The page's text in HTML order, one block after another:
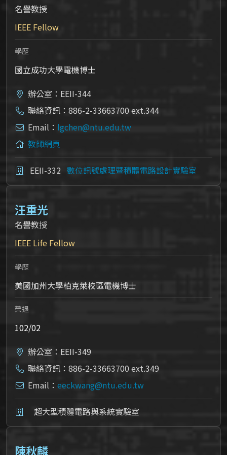
名譽教授
IEEE Fellow
學歷
國立成功大學電機博士
辦公室：EEII-344
聯絡資訊：886-2-33663700 ext.344
Email： lgchen@ntu.edu.tw
教師網頁
EEII-332 數位訊號處理暨積體電路設計實驗室
汪重光
名譽教授
IEEE Life Fellow
學歷
美國加州大學柏克萊校區電機博士
榮退
102/02
辦公室：EEII-349
聯絡資訊：886-2-33663700 ext.349
Email： eeckwang@ntu.edu.tw
超大型積體電路與系統實驗室
陳秋麟